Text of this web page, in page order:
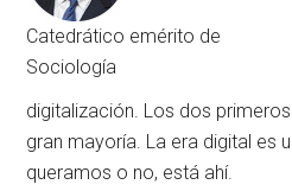
Catedrático emérito de
Sociología
digitalización. Los dos
gran mayoría. La era digital es
queramos o no, está ahí.